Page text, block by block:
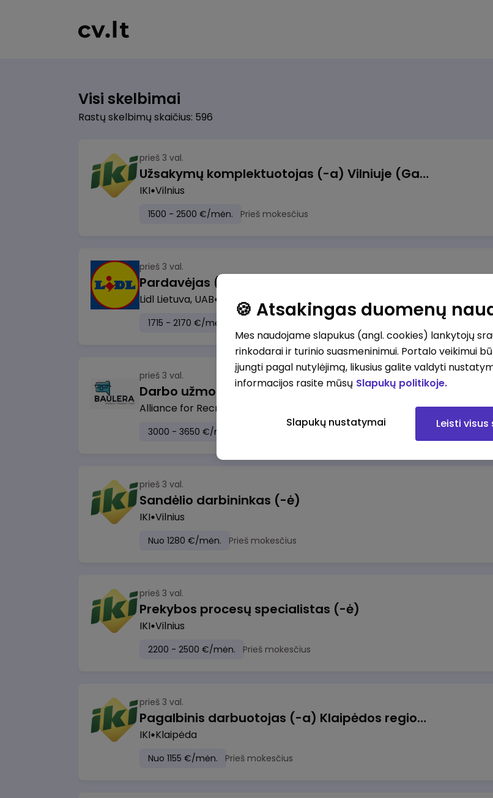
Visi skelbimai
Rastų skelbimų skaičius: 596
prieš 3 val.
Užsakymų komplektuotojas (-a) Vilniuje (Gariūnai)
IKI Vilnius
1500 - 2500 €/mėn. Prieš mokesčius
prieš 3 val.
Lidl Lietuva, UAB Kaunas
1715 - 2170 €/mėn.
prieš 3 val.
Darbo užmokesčio buhalteris(ė)
Alliance for Recruitment
3000 - 3650 €/mėn. Prieš mokesčius
prieš 3 val.
Sandėlio darbininkas (-ė)
IKI Vilnius
Nuo 1280 €/mėn. Prieš mokesčius
prieš 3 val.
Prekybos procesų specialistas (-ė)
IKI Vilnius
2200 - 2500 €/mėn. Prieš mokesčius
prieš 3 val.
Pagalbinis darbuotojas (-a) Klaipėdos regioninėje kepykloje (indų plovime)
IKI Klaipėda
Nuo 1155 €/mėn. Prieš mokesčius
🍪 Atsakingas duomenų
Mes naudojame slapukus (angl. cookies) lankytojų
rinkodarai ir turinio suasmeninimui. Portalo veikimui
įjungti pagal nutylėjimą, likusius galite valdyti
informacijos rasite mūsų Slapukų politikoje.
Slapukų nustatymai Leisti visus